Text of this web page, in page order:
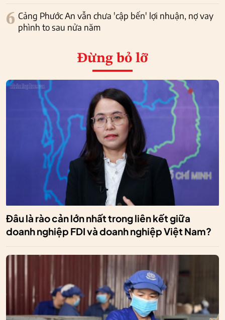
6 Cảng Phước An vẫn chưa 'cập bến' lợi nhuận, nợ vay
phình to sau nửa năm
Đừng bỏ lỡ
Đâu là rào cản lớn nhất trong liên kết giữa
doanh nghiệp FDI và doanh nghiệp Việt Nam?